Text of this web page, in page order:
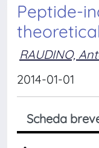
Peptide-
RAUDINO,
2014-01-01
Scheda